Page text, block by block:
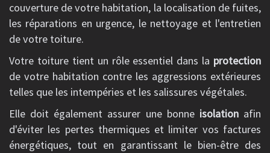
couverture de votre habitation, la localisation de fuites,
les réparations en urgence, le nettoyage et l'entretien
de votre toiture.
Votre toiture tient un rôle essentiel dans la protection
de votre habitation contre les aggressions extérieures
telles que les intempéries et les salissures végétales.
Elle doit également assurer une bonne isolationafin
d'éviter les pertes thermiques et limiter vos factures
énergétiques, tout en garantissant le bien-être des